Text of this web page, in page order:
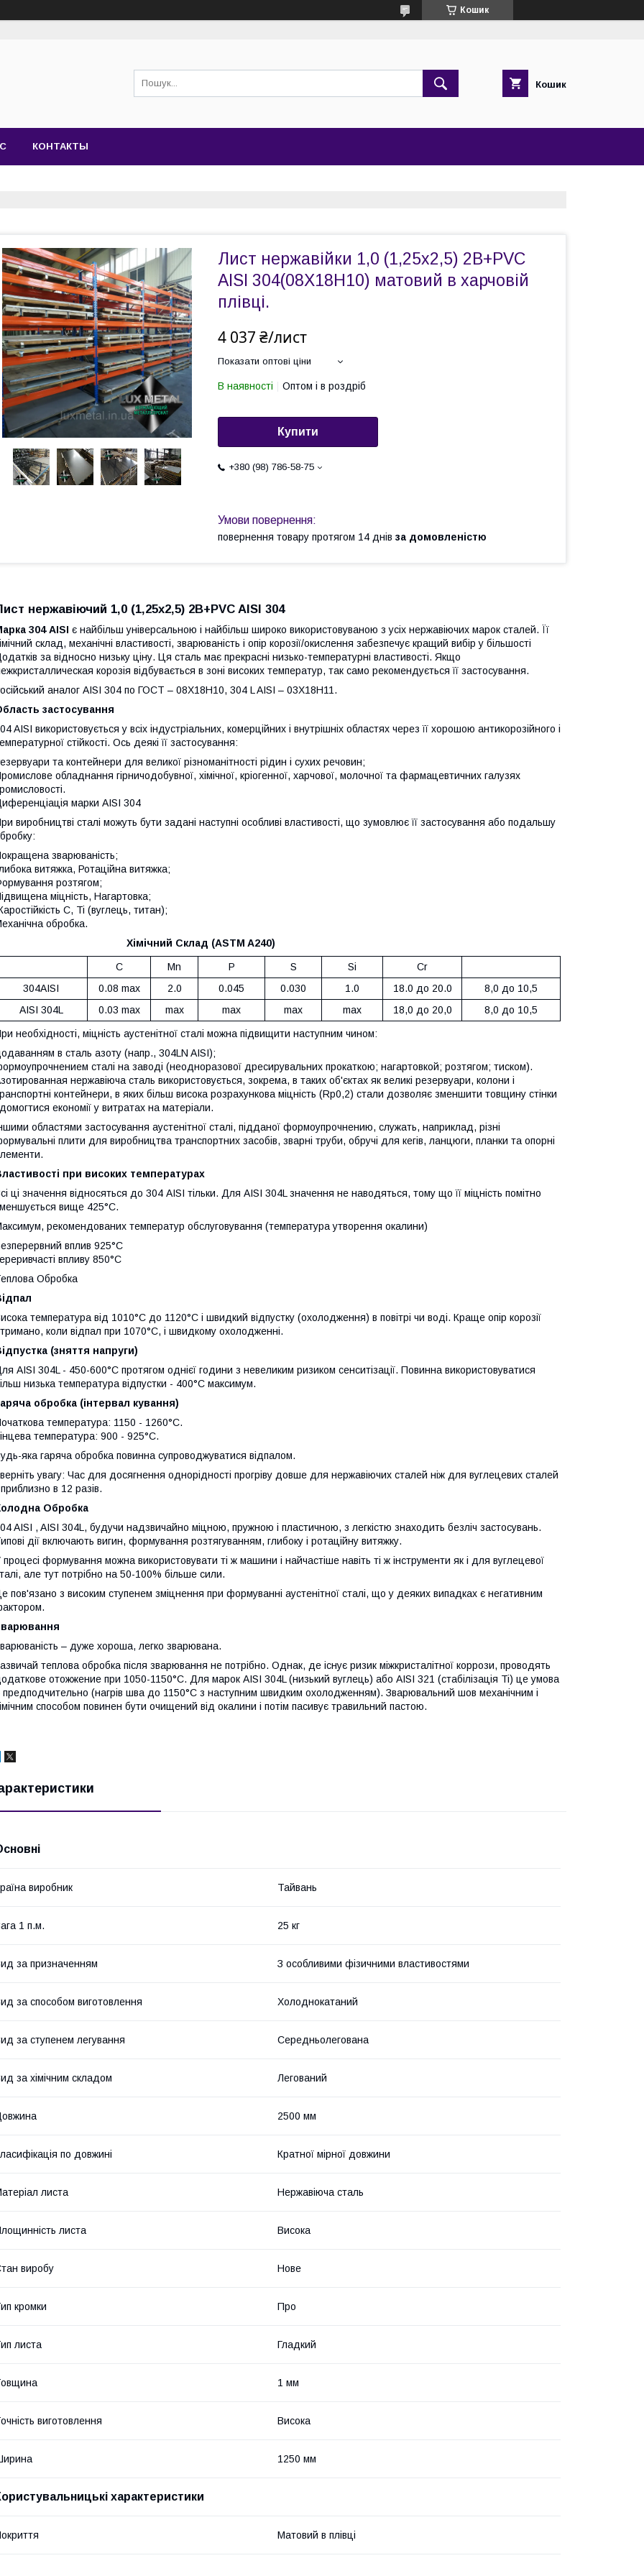
Кошик
Кошик
КОНТАКТЫ
Лист нержавійки 1,0 (1,25х2,5) 2B+PVC
AISI 304(08Х18Н10) матовий в харчовій
плівці.
4 037 ₴/лист
Показати оптові ціни
В наявності Оптом і в роздріб
Купити
+380 (98) 786-58-75
повернення товару протягом 14 днів за домовленістю
нержавіючий 1,0 (1,25х2,5) 2B+PVC AISI 304
304 AISI є найбільш універсальною і найбільш широко використовуваною з усіх нержавіючих марок сталей. Її
склад, механічні властивості, зварюваність і опір корозії/окислення забезпечує кращий вибір у більшості
за відносно низьку ціну. Ця сталь має прекрасні низько-температурні властивості. Якщо
корозія відбувається в зоні високих температур, так само рекомендується її застосування.
аналог AISI 304 по ГОСТ – 08Х18Н10, 304 L AISI – 03Х18Н11.
застосування
AISI використовується у всіх індустріальних, комерційних і внутрішніх областях через її хорошою антикорозійного і
стійкості. Ось деякі її застосування:
та контейнери для великої різноманітності рідин і сухих речовин;
обладнання гірничодобувної, хімічної, кріогенної, харчової, молочної та фармацевтичних галузях
марки AISI 304
виробництві сталі можуть бути задані наступні особливі властивості, що зумовлює її застосування або подальшу
зварюваність;
витяжка, Ротаційна витяжка;
розтягом;
міцність, Нагартовка;
C, Ti (вуглець, титан);
обробка.
Хімічний Склад (ASTM A240)
C Mn P S Si
Cr
304AISI
0.08 max 2.0 0.045 0.030 1.0 18.0 до 20.0
8,0 до 10,5
AISI 304L
0.03 max max max max max 18,0 до 20,0 8,0 до 10,5
необхідності, міцність аустенітної сталі можна підвищити наступним чином:
в сталь азоту (напр., 304LN AISI);
сталі на заводі (неодноразової дресирувальних прокаткою; нагартовкой; розтягом; тиском).
нержавіюча сталь використовується, зокрема, в таких об'єктах як великі резервуари, колони і
контейнери, в яких більш висока розрахункова міцність (Rp0,2) стали дозволяє зменшити товщину стінки
домогтися економії у витратах на матеріали.
областями застосування аустенітної сталі, підданої формоупрочнению, служать, наприклад, різні
плити для виробництва транспортних засобів, зварні труби, обручі для кегів, ланцюги, планки та опорні
при високих температурах
ці значення відносяться до 304 AISI тільки. Для AISI 304L значення не наводяться, тому що її міцність помітно
вище 425°C.
рекомендованих температур обслуговування (температура утворення окалини)
вплив 925°C
впливу 850°C
Обробка
температура від 1010°C до 1120°C і швидкий відпустку (охолодження) в повітрі чи воді. Краще опір корозії
коли відпал при 1070°C, і швидкому охолодженні.
(зняття напруги)
AISI 304L - 450-600°C протягом однієї години з невеликим ризиком сенситізації. Повинна використовуватися
низька температура відпустки - 400°C максимум.
обробка (інтервал кування)
температура: 1150 - 1260°C.
температура: 900 - 925°C.
яка гаряча обробка повинна супроводжуватися відпалом.
увагу: Час для досягнення однорідності прогріву довше для нержавіючих сталей ніж для вуглецевих сталей
в 12 разів.
Обробка
AISI , AISI 304L, будучи надзвичайно міцною, пружною і пластичною, з легкістю знаходить безліч застосувань.
дії включають вигин, формування розтягуванням, глибоку і ротаційну витяжку.
процесі формування можна використовувати ті ж машини і найчастіше навіть ті ж інструменти як і для вуглецевої
але тут потрібно на 50-100% більше сили.
пов'язано з високим ступенем зміцнення при формуванні аустенітної сталі, що у деяких випадках є негативним
– дуже хороша, легко зварювана.
теплова обробка після зварювання не потрібно. Однак, де існує ризик міжкристалітної коррози, проводять
отожжение при 1050-1150°С. Для марок AISI 304L (низький вуглець) або AISI 321 (стабілізація Ti) це умова
предподчительно (нагрів шва до 1150°С з наступним швидким охолодженням). Зварювальний шов механічним і
способом повинен бути очищений від окалини і потім пасивує травильний пастою.
виробник Тайвань
1 п.м. 25 кг
за призначенням З особливими фізичними властивостями
за способом виготовлення Холоднокатаний
за ступенем легування Середньолегована
за хімічним складом Легований
2500 мм
по довжині Кратної мірної довжини
листа Нержавіюча сталь
листа Висока
виробу Нове
кромки Про
листа Гладкий
1 мм
виготовлення Висока
1250 мм
характеристики
Матовий в плівці